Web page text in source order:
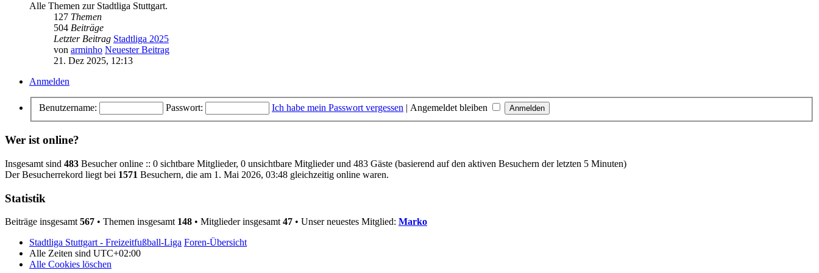
Alle Themen zur Stadtliga Stuttgart.
127 Themen
504 Beiträge
Letzter Beitrag Stadtliga 2025
von arminho Neuester Beitrag
21. Dez 2025, 12:13
Anmelden
Benutzername: Passwort: Ich habe mein Passwort vergessen | Angemeldet bleiben
Wer ist online?
Insgesamt sind 483 Besucher online :: 0 sichtbare Mitglieder, 0 unsichtbare Mitglieder und 483 Gäste (basierend auf den aktiven Besuchern der letzten 5 Minuten)
Der Besucherrekord liegt bei 1571 Besuchern, die am 1. Mai 2026, 03:48 gleichzeitig online waren.
Statistik
Beiträge insgesamt 567 • Themen insgesamt 148 • Mitglieder insgesamt 47 • Unser neuestes Mitglied: Marko
Stadtliga Stuttgart - Freizeitfußball-Liga Foren-Übersicht
Alle Zeiten sind UTC+02:00
Alle Cookies löschen